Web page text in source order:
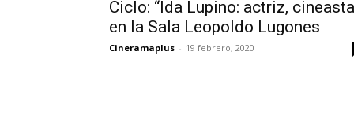
Ciclo: “Ida Lupino: actriz,
en la Sala Leopoldo Lugones
Cineramaplus - 19 febrero, 2020